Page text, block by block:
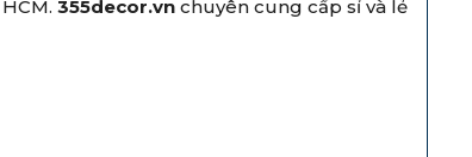
355decor.vnchuyên cung cấp sỉ và lẻ